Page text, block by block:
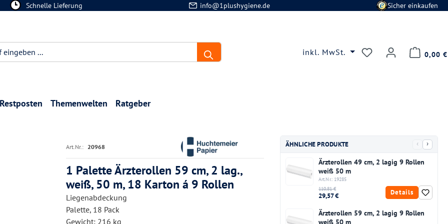
Schnelle Lieferung info@1plushygiene.de Sicher einkaufen
inkl. MwSt. Du hast 0 0,00 €
Restposten Themenwelten Ratgeber
Art.Nr.: 20968
1 Palette Ärzterollen 59 cm, 2 lag.,
weiß, 50 m, 18 Karton á 9 Rollen
Liegenabdeckung
Palette, 18 Pack
Gewicht: 216 kg
ÄHNLICHE PRODUKTE ‹ ›
Ärzterollen 49 cm, 2 lagig 9 Rollen
weiß 50 m
Art.Nr.: 19285
110,81 €
29,57 € Details
Ärzterollen 59 cm, 2 lagig 9 Rollen
weiß 50 m